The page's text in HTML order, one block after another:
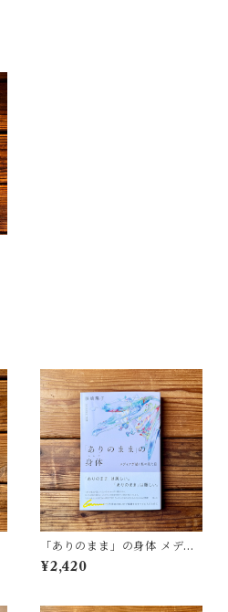
「ありのまま」の身体 メディ
アが描く私の見た目 | 藤嶋 陽
子(著)
¥2,420